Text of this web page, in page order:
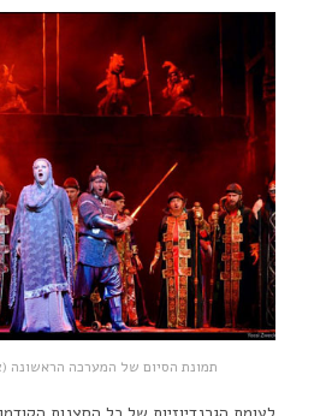
תמונת הסיום של המערכה הראשונה